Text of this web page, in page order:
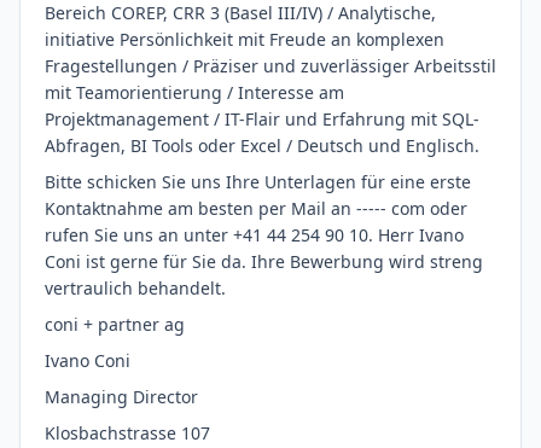
Bereich COREP, CRR 3 (Basel III/IV) / Analytische,
initiative Persönlichkeit mit Freude an komplexen
Fragestellungen / Präziser und zuverlässiger Arbeitsstil
mit Teamorientierung / Interesse am
Projektmanagement / IT-Flair und Erfahrung mit SQL-
Abfragen, BI Tools oder Excel / Deutsch und Englisch.
Bitte schicken Sie uns Ihre Unterlagen für eine erste
Kontaktnahme am besten per Mail an ----- com oder
rufen Sie uns an unter +41 44 254 90 10. Herr Ivano
Coni ist gerne für Sie da. Ihre Bewerbung wird streng
vertraulich behandelt.
coni + partner ag
Ivano Coni
Managing Director
Klosbachstrasse 107